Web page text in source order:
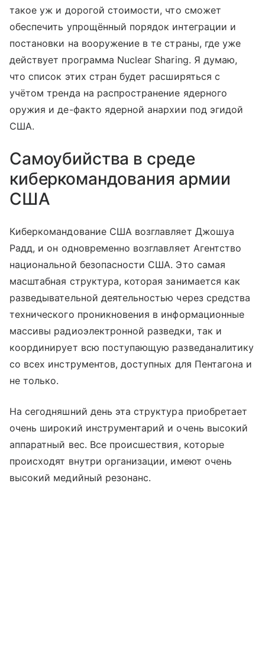
такое уж и дорогой стоимости, что сможет
обеспечить упрощённый порядок интеграции и
постановки на вооружение в те страны, где уже
действует программа Nuclear Sharing. Я думаю,
что список этих стран будет расширяться с
учётом тренда на распространение ядерного
оружия и де-факто ядерной анархии под эгидой
США.
Самоубийства в среде
киберкомандования армии
США
Киберкомандование США возглавляет Джошуа
Радд, и он одновременно возглавляет Агентство
национальной безопасности США. Это самая
масштабная структура, которая занимается как
разведывательной деятельностью через средства
технического проникновения в информационные
массивы радиоэлектронной разведки, так и
координирует всю поступающую разведаналитику
со всех инструментов, доступных для Пентагона и
не только.
На сегодняшний день эта структура приобретает
очень широкий инструментарий и очень высокий
аппаратный вес. Все происшествия, которые
происходят внутри организации, имеют очень
высокий медийный резонанс.